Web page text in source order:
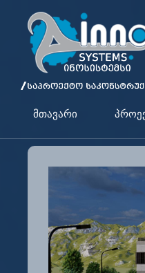
მთავარი